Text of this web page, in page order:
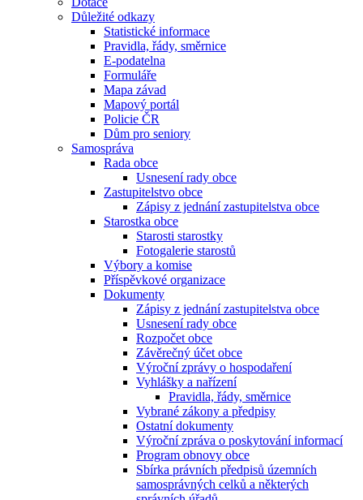
Důležité odkazy
Statistické informace
Pravidla, řády, směrnice
E-podatelna
Formuláře
Mapa závad
Mapový portál
Policie ČR
Dům pro seniory
Samospráva
Rada obce
Usnesení rady obce
Zastupitelstvo obce
Zápisy z jednání zastupitelstva obce
Starostka obce
Starosti starostky
Fotogalerie starostů
Výbory a komise
Příspěvkové organizace
Dokumenty
Zápisy z jednání zastupitelstva obce
Usnesení rady obce
Rozpočet obce
Závěrečný účet obce
Výroční zprávy o hospodaření
Vyhlášky a nařízení
Pravidla, řády, směrnice
Vybrané zákony a předpisy
Ostatní dokumenty
Výroční zpráva o poskytování informací
Program obnovy obce
Sbírka právních předpisů územních
samosprávných celků a některých